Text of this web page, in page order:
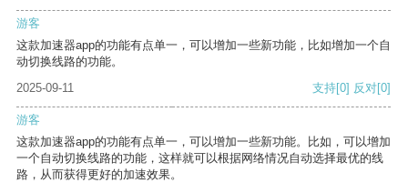
游客
这款加速器app的功能有点单一，可以增加一些新功能，比如增加一个自
动切换线路的功能。
2025-09-11
支持[0] 反对[0]
游客
这款加速器app的功能有点单一，可以增加一些新功能。比如，可以增加
一个自动切换线路的功能，这样就可以根据网络情况自动选择最优的线
路，从而获得更好的加速效果。